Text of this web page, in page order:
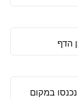
הדף
נכנסו במקום